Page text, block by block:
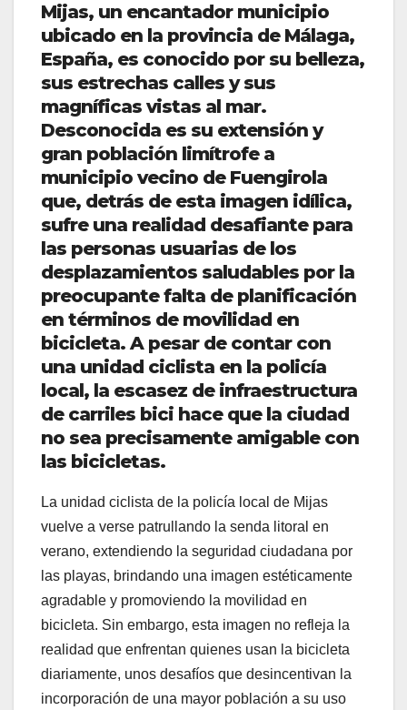
Mijas, un encantador municipio
ubicado en la provincia de Málaga,
España, es conocido por su belleza,
sus estrechas calles y sus
magníficas vistas al mar.
Desconocida es su extensión y
gran población limítrofe a
municipio vecino de Fuengirola
que, detrás de esta imagen idílica,
sufre una realidad desafiante para
las personas usuarias de los
desplazamientos saludables por la
preocupante falta de planificación
en términos de movilidad en
bicicleta. A pesar de contar con
una unidad ciclista en la policía
local, la escasez de infraestructura
de carriles bici hace que la ciudad
no sea precisamente amigable con
las bicicletas.
La unidad ciclista de la policía local de Mijas
vuelve a verse patrullando la senda litoral en
verano, extendiendo la seguridad ciudadana por
las playas, brindando una imagen estéticamente
agradable y promoviendo la movilidad en
bicicleta. Sin embargo, esta imagen no refleja la
realidad que enfrentan quienes usan la bicicleta
diariamente, unos desafíos que desincentivan la
incorporación de una mayor población a su uso